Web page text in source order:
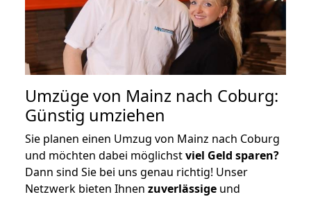
Umzüge von Mainz nach Coburg:
Günstig umziehen
Sie planen einen Umzug von Mainz nach Coburg
und möchten dabei möglichstviel Geld sparen?
Dann sind Sie bei uns genau richtig! Unser
Netzwerk bieten Ihnen zuverlässige und